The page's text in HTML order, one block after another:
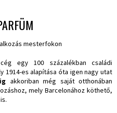
mesterfokon
egy 100 százalékban családi
1914-es alapítása óta igen nagy utat
akkoriban még saját otthonában
mely Barcelonához köthető,